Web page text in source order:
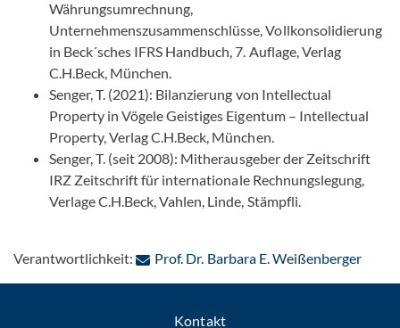
Währungsumrechnung,
Unternehmenszusammenschlüsse, Vollkonsolidierung
in Beck´sches IFRS Handbuch, 7. Auflage, Verlag
C.H.Beck, München.
Senger, T. (2021): Bilanzierung von Intellectual
Property in Vögele Geistiges Eigentum – Intellectual
Property, Verlag C.H.Beck, München.
Senger, T. (seit 2008): Mitherausgeber der Zeitschrift
IRZ Zeitschrift für internationale Rechnungslegung,
Verlage C.H.Beck, Vahlen, Linde, Stämpfli.
Verantwortlichkeit: Prof. Dr. Barbara E. Weißenberger: Per
Kontakt